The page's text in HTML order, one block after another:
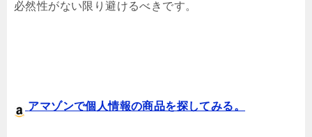
必然性がない限り避けるべきです。
アマゾンで個人情報の商品を探してみる。